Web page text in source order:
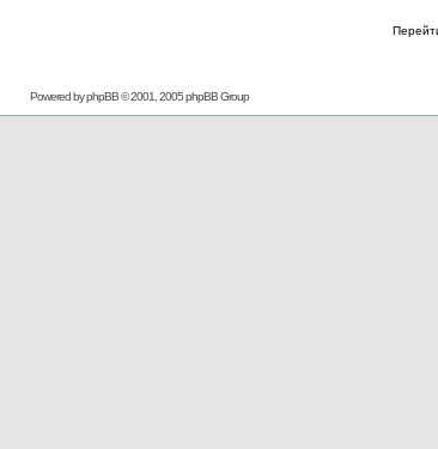
Powered byphpBB© 2001, 2005 phpBB Group